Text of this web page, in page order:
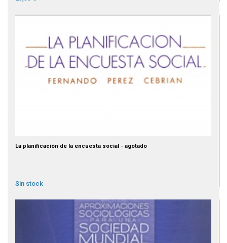
La planificación de la encuesta social - agotado
Sin stock